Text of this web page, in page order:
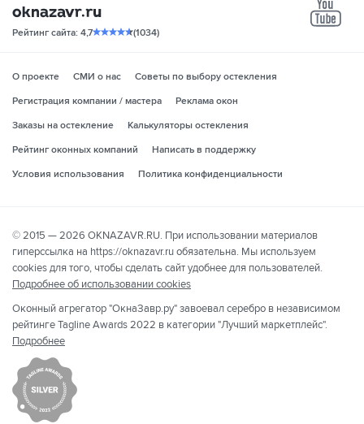
Рейтинг сайта: 4,7 (1034)
О проекте СМИ о нас
Советы по выбору остекления
Регистрация компании / мастера
Реклама окон
Заказы на остекление
Калькуляторы остекления
Рейтинг оконных компаний
Написать в поддержку
Условия использования
Политика конфиденциальности
© 2015 — 2026 OKNAZAVR.RU. При использовании материалов
гиперссылка на https://oknazavr.ru обязательна. Мы используем
cookies для того, чтобы сделать сайт удобнее для пользователей.
Подробнее об использовании cookies
Оконный агрегатор "ОкнаЗавр.ру" завоевал серебро в независимом
рейтинге Tagline Awards 2022 в категории "Лучший маркетплейс".
Подробнее